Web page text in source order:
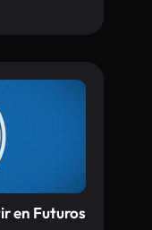
en Futuros